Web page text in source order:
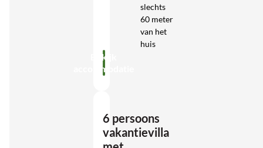
slechts
60 meter
van het
huis
Bekijk
accommodatie
6 persoons
vakantievilla